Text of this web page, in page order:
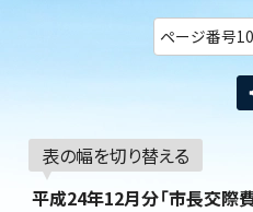
ページ番号
表の幅を切り替える
平成24年12月分「市長交際